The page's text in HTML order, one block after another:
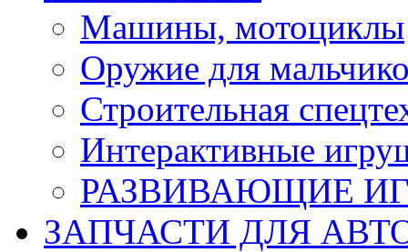
Машины, мотоциклы
Оружие для
Строительная
Интерактивные
РАЗВИВАЮЩИЕ
ЗАПЧАСТИ ДЛЯ